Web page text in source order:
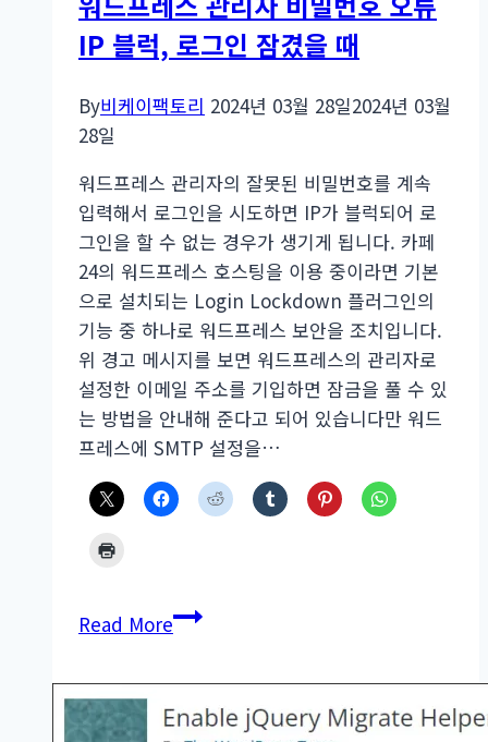
IP 블럭, 로그인 잠겼을 때
By비케이팩토리 2024년 03월 28일2024년 03월
28일
워드프레스 관리자의 잘못된 비밀번호를 계속
입력해서 로그인을 시도하면 IP가 블럭되어 로
그인을 할 수 없는 경우가 생기게 됩니다. 카페
24의 워드프레스 호스팅을 이용 중이라면 기본
으로 설치되는 Login Lockdown 플러그인의
기능 중 하나로 워드프레스 보안을 조치입니다.
위 경고 메시지를 보면 워드프레스의 관리자로
설정한 이메일 주소를 기입하면 잠금을 풀 수 있
는 방법을 안내해 준다고 되어 있습니다만 워드
프레스에 SMTP 설정을…
Read More워
레
스